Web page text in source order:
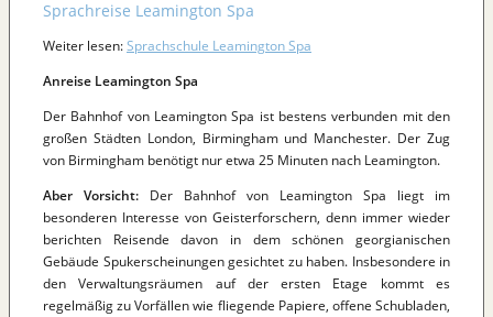
Sprachreise Leamington Spa
Weiter lesen:Sprachschule Leamington Spa
Anreise Leamington Spa
Der Bahnhof von Leamington Spa ist bestens verbunden mit den
großen Städten London, Birmingham und Manchester. Der Zug
von Birmingham benötigt nur etwa 25 Minuten nach Leamington.
Aber Vorsicht: Der Bahnhof von Leamington Spa liegt im
besonderen Interesse von Geisterforschern, denn immer wieder
berichten Reisende davon in dem schönen georgianischen
Gebäude Spukerscheinungen gesichtet zu haben. Insbesondere in
den Verwaltungsräumen auf der ersten Etage kommt es
regelmäßig zu Vorfällen wie fliegende Papiere, offene Schubladen,